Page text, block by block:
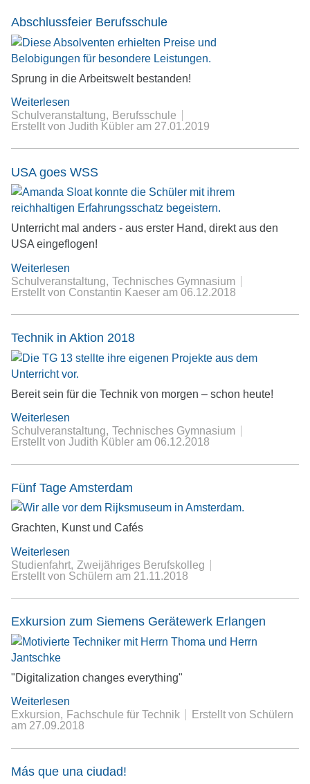
Abschlussfeier Berufsschule
Sprung in die Arbeitswelt bestanden!
Weiterlesen
Schulveranstaltung
Berufsschule
Erstellt von Judith Kübler am 27.01.2019
USA goes WSS
Unterricht mal anders - aus erster Hand, direkt aus den
USA eingeflogen!
Weiterlesen
Schulveranstaltung Technisches Gymnasium
Erstellt von Constantin Kaeser am 06.12.2018
Technik in Aktion 2018
Bereit sein für die Technik von morgen – schon heute!
Weiterlesen
Schulveranstaltung Technisches Gymnasium
Erstellt von Judith Kübler am 06.12.2018
Fünf Tage Amsterdam
Grachten, Kunst und Cafés
Weiterlesen
Studienfahrt Zweijähriges Berufskolleg
Erstellt von Schülern am 21.11.2018
Exkursion zum Siemens Gerätewerk Erlangen
"Digitalization changes everything"
Weiterlesen
Exkursion
Fachschule für Technik
Erstellt von Schülern
am 27.09.2018
Más que una ciudad!